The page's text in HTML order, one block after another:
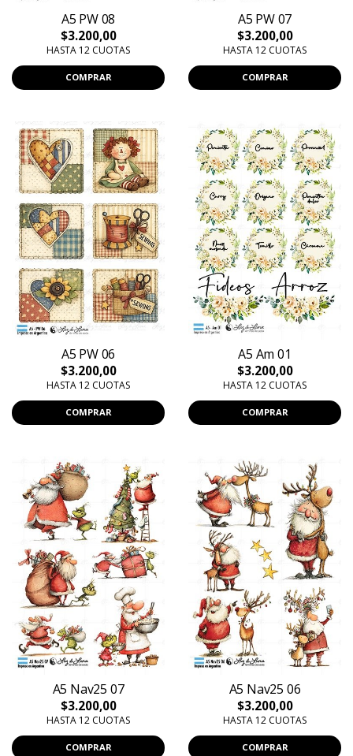
A5 PW 08
$3.200,00
HASTA 12 CUOTAS
COMPRAR
A5 PW 07
$3.200,00
HASTA 12 CUOTAS
COMPRAR
A5 PW 06
$3.200,00
HASTA 12 CUOTAS
COMPRAR
A5 Am 01
$3.200,00
HASTA 12 CUOTAS
COMPRAR
A5 Nav25 07
$3.200,00
HASTA 12 CUOTAS
COMPRAR
A5 Nav25 06
$3.200,00
HASTA 12 CUOTAS
COMPRAR